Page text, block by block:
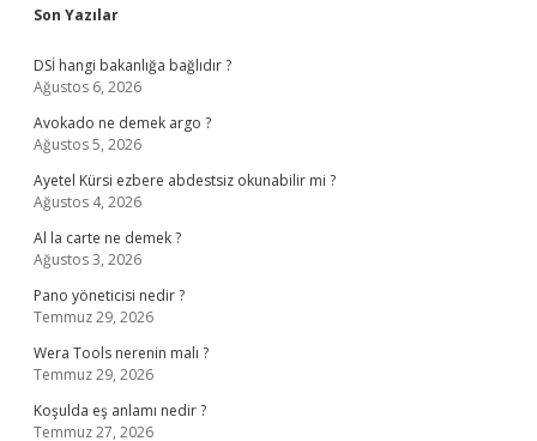
Sidebar
Son Yazılar
DSİ hangi bakanlığa bağlıdır ?
Ağustos 6, 2026
Avokado ne demek argo ?
Ağustos 5, 2026
Ayetel Kürsi ezbere abdestsiz okunabilir mi ?
Ağustos 4, 2026
Al la carte ne demek ?
Ağustos 3, 2026
Pano yöneticisi nedir ?
Temmuz 29, 2026
Wera Tools nerenin malı ?
Temmuz 29, 2026
Koşulda eş anlamı nedir ?
Temmuz 27, 2026